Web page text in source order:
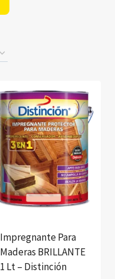
Impregnante Para
Maderas BRILLANTE
1 Lt – Distinción